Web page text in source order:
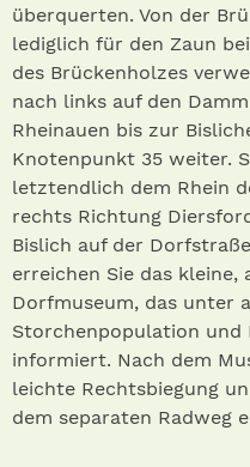
überquerten. Von der
lediglich für den Zaun
des Brückenholzes
nach links auf den
Rheinauen bis zur
Knotenpunkt 35 weiter.
letztendlich dem Rhein
rechts Richtung
Bislich auf der
erreichen Sie das kleine,
Dorfmuseum, das unter
Storchenpopulation und
informiert. Nach dem
leichte Rechtsbiegung
dem separaten Radweg